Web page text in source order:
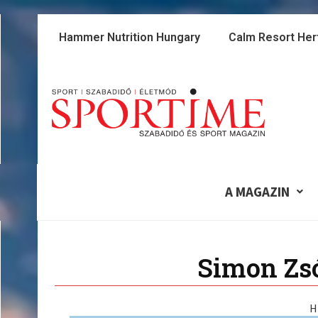
Skip
Hammer Nutrition Hungary Calm Resort
A MAGAZIN
Simon